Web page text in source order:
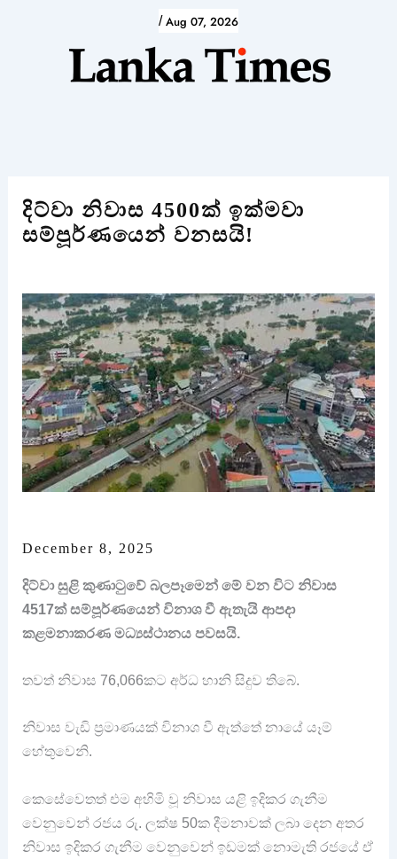
/ Aug 07, 2026
දිට්වා නිවාස 4500ක් ඉක්මවා
සම්පූර්ණයෙන් වනසයි!
December 8, 2025
දිට්වා සුළි කුණාටුවේ බලපෑමෙන් මේ වන විට නිවාස
4517ක් සම්පූර්ණයෙන් විනාශ වී ඇතැයි ආපදා
කළමනාකරණ මධ්‍යස්ථානය පවසයි.
තවත් නිවාස 76,066කට අර්ධ හානි සිදුව තිබේ.
නිවාස වැඩි ප්‍රමාණයක් විනාශ වී ඇත්තේ නායේ යෑම්
හේතුවෙනි.
කෙසේවෙතත් එම අහිමි වූ නිවාස යළි ඉදිකර ගැනීම
වෙනුවෙන් රජය රු. ලක්ෂ 50ක දීමනාවක් ලබා දෙන අතර
නිවාස ඉදිකර ගැනීම වෙනුවෙන් ඉඩමක් නොමැති රජයේ ඒ